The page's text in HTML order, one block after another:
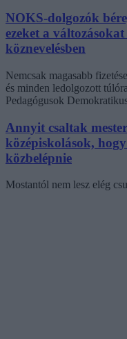
NOKS-dolgozók
ezeket a
köznevelésben
Nemcsak magasabb
és minden ledolgozott
Pedagógusok
Annyit csaltak
középiskolások,
közbelépnie
Mostantól nem lesz elég